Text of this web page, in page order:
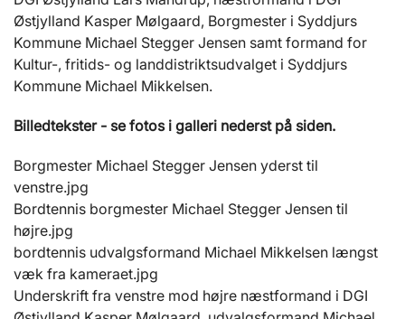
Østjylland Kasper Mølgaard, Borgmester i Syddjurs
Kommune Michael Stegger Jensen samt formand for
Kultur-, fritids- og landdistriktsudvalget i Syddjurs
Kommune Michael Mikkelsen.
Billedtekster - se fotos i galleri nederst på siden.
Borgmester Michael Stegger Jensen yderst til
venstre.jpg
Bordtennis borgmester Michael Stegger Jensen til
højre.jpg
bordtennis udvalgsformand Michael Mikkelsen længst
væk fra kameraet.jpg
Underskrift fra venstre mod højre næstformand i DGI